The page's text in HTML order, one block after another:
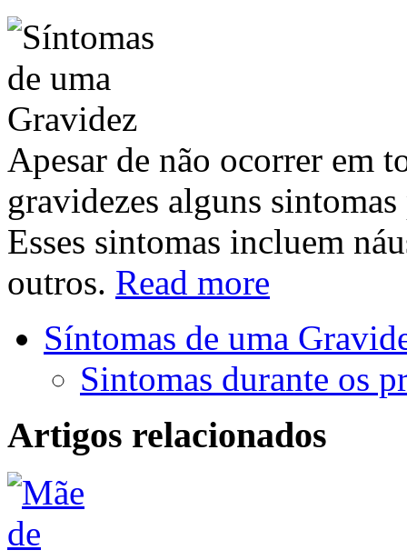
Apesar de não ocorrer em
gravidezes alguns
Esses sintomas incluem
outros. Read more
Síntomas de uma
Sintomas durante os
Artigos relacionados